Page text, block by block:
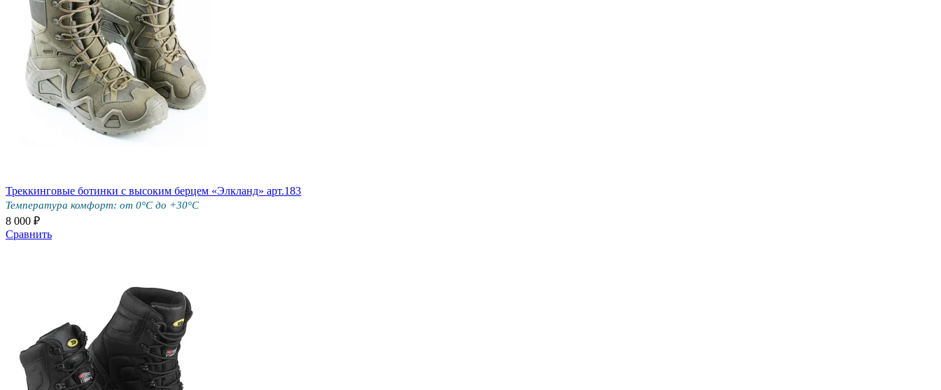
Треккинговые ботинки с высоким берцем «Элкланд» арт.183
Температура комфорт: от 0°С до +30°С
8 000 ₽
Сравнить